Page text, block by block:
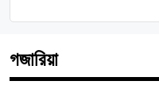
গজারিয়া